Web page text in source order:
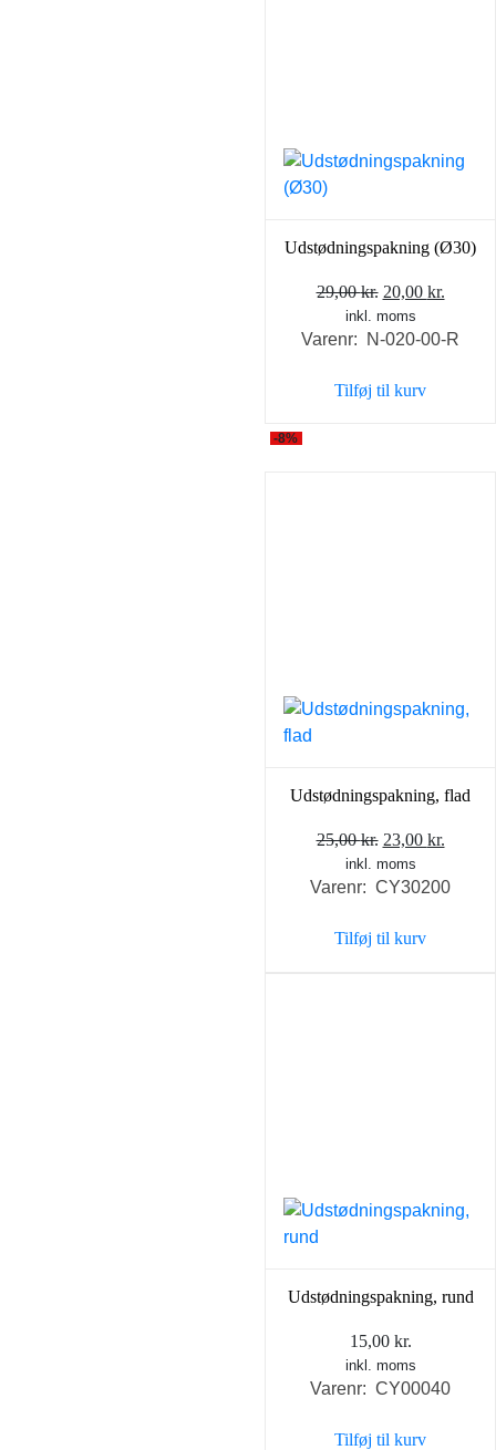
Udstødningspakning (Ø30)
29,00kr. Den
oprindelige
pris
29,00 kr..
20,00 kr.
pris
inkl. moms
Varenr: N-020-00-R
Tilføj til kurv
-8%
Udstødningspakning, flad
25,00kr. Den
oprindelige
pris
25,00 kr..
23,00 kr.
pris
inkl. moms
Varenr: CY30200
Tilføj til kurv
Udstødningspakning, rund
15,00 kr.
inkl. moms
Varenr: CY00040
Tilføj til kurv